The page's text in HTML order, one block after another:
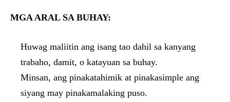
MGA ARAL SA BUHAY:
Huwag maliitin ang isang tao dahil sa kanyang
trabaho, damit, o katayuan sa buhay.
Minsan, ang pinakatahimik at pinakasimple ang
siyang may pinakamalaking puso.